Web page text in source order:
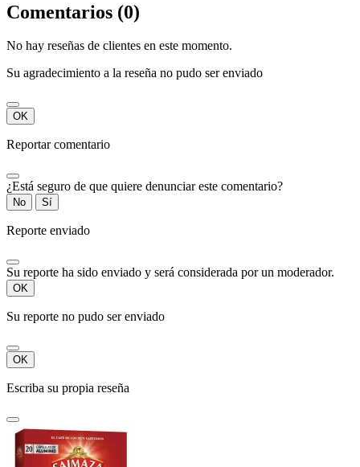
Comentarios (0)
No hay reseñas de clientes en este momento.
Su agradecimiento a la reseña no pudo ser enviado
OK
Reportar comentario
¿Está seguro de que quiere denunciar este comentario?
No Sí
Reporte enviado
Su reporte ha sido enviado y será considerada por un moderador.
OK
Su reporte no pudo ser enviado
OK
Escriba su propia reseña